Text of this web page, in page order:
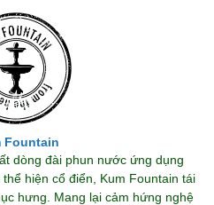
Fountain
dòng đài phun nước ứng dụng
hiện cổ điển, Kum Fountain tái
hưng. Mang lại cảm hứng nghệ